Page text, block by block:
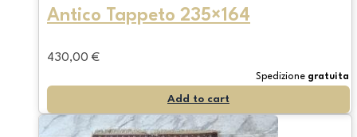
Antico Tappeto 235×164
430,00 €
Spedizione gratuita
Add to cart